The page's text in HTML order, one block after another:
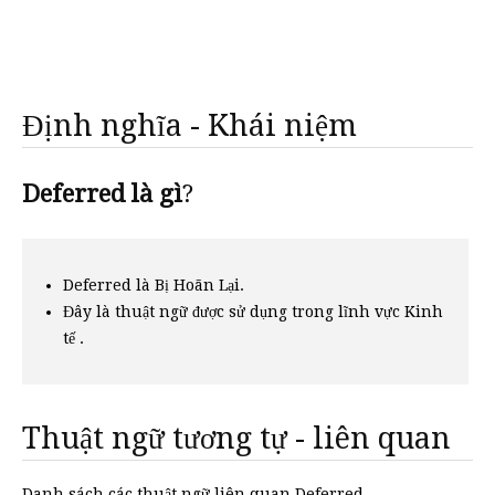
Định nghĩa - Khái niệm
Deferred là gì?
Deferred là Bị Hoãn Lại.
Đây là thuật ngữ được sử dụng trong lĩnh vực Kinh
tế .
Thuật ngữ tương tự - liên quan